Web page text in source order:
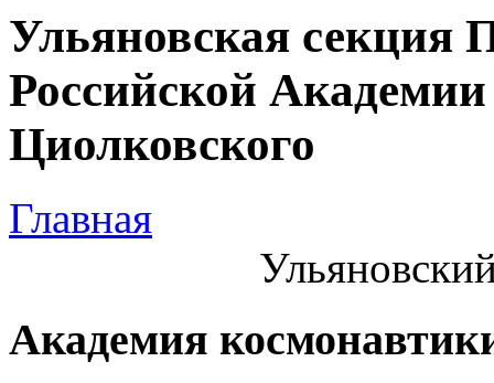
Ульяновская секция
Российской
Циолковского
Главная
Академия